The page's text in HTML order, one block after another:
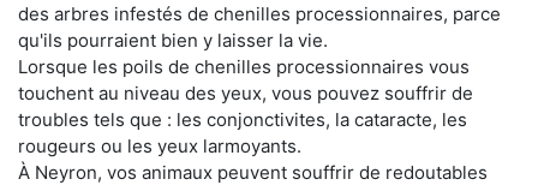
des arbres infestés de chenilles processionnaires, parce
qu'ils pourraient bien y laisser la vie.
Lorsque les poils de chenilles processionnaires vous
touchent au niveau des yeux, vous pouvez souffrir de
troubles tels que : les conjonctivites, la cataracte, les
rougeurs ou les yeux larmoyants.
À Neyron, vos animaux peuvent souffrir de redoutables